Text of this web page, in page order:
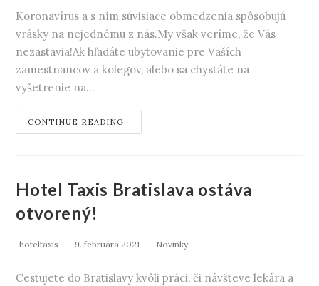
Koronavírus a s ním súvisiace obmedzenia spôsobujú
vrásky na nejednému z nás.My však veríme, že Vás
nezastavia!Ak hľadáte ubytovanie pre Vaších
zamestnancov a kolegov, alebo sa chystáte na
vyšetrenie na…
CONTINUE READING
Hotel Taxis Bratislava ostáva
otvorený!
hoteltaxis 9. februára 2021 Novinky
Cestujete do Bratislavy kvôli práci, či návšteve lekára a